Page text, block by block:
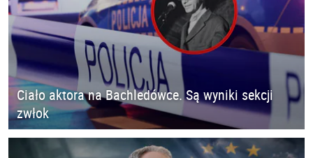
Ciało aktora na Bachledówce. Są wyniki sekcji
zwłok